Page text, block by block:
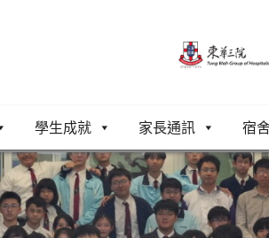
學生成就 家長通訊 宿